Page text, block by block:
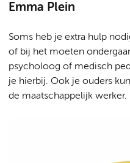
Emma Plein
Soms heb je extra hulp
of bij het moeten
psycholoog of medisch
je hierbij. Ook je ouders
de maatschappelijk werker.